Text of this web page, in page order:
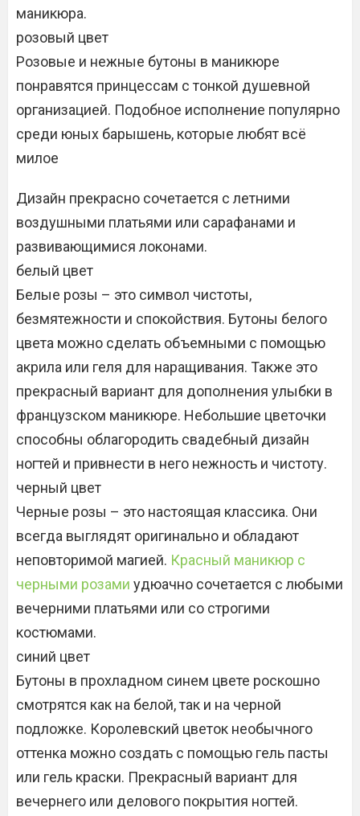
маникюра.
розовый цвет
Розовые и нежные бутоны в маникюре
понравятся принцессам с тонкой душевной
организацией. Подобное исполнение популярно
среди юных барышень, которые любят всё
милое
Дизайн прекрасно сочетается с летними
воздушными платьями или сарафанами и
развивающимися локонами.
белый цвет
Белые розы – это символ чистоты,
безмятежности и спокойствия. Бутоны белого
цвета можно сделать объемными с помощью
акрила или геля для наращивания. Также это
прекрасный вариант для дополнения улыбки в
французском маникюре. Небольшие цветочки
способны облагородить свадебный дизайн
ногтей и привнести в него нежность и чистоту.
черный цвет
Черные розы – это настоящая классика. Они
всегда выглядят оригинально и обладают
неповторимой магией. Красный маникюр с
черными розами удюачно сочетается с любыми
вечерними платьями или со строгими
костюмами.
синий цвет
Бутоны в прохладном синем цвете роскошно
смотрятся как на белой, так и на черной
подложке. Королевский цветок необычного
оттенка можно создать с помощью гель пасты
или гель краски. Прекрасный вариант для
вечернего или делового покрытия ногтей.